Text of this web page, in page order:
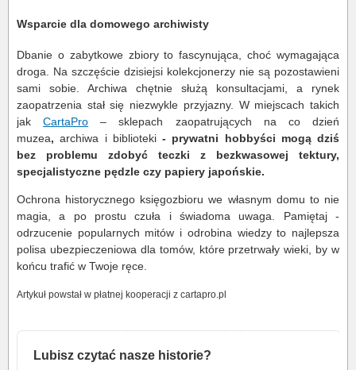
Wsparcie dla domowego archiwisty
Dbanie o zabytkowe zbiory to fascynująca, choć wymagająca
droga. Na szczęście dzisiejsi kolekcjonerzy nie są pozostawieni
sami sobie. Archiwa chętnie służą konsultacjami, a rynek
zaopatrzenia stał się niezwykle przyjazny. W miejscach takich
jakCartaPro – sklepach zaopatrujących na co dzień
muzea,archiwa i biblioteki - prywatni hobbyści mogą dziś
bez problemu zdobyć teczki z bezkwasowej tektury,
specjalistyczne pędzle czy papiery japońskie.
Ochrona historycznego księgozbioru we własnym domu to nie
magia, a po prostu czuła i świadoma uwaga. Pamiętaj -
odrzucenie popularnych mitów i odrobina wiedzy to najlepsza
polisa ubezpieczeniowa dla tomów, które przetrwały wieki, by w
końcu trafić w Twoje ręce.
Artykuł powstał w płatnej kooperacji z cartapro.pl
Lubisz czytać nasze historie?